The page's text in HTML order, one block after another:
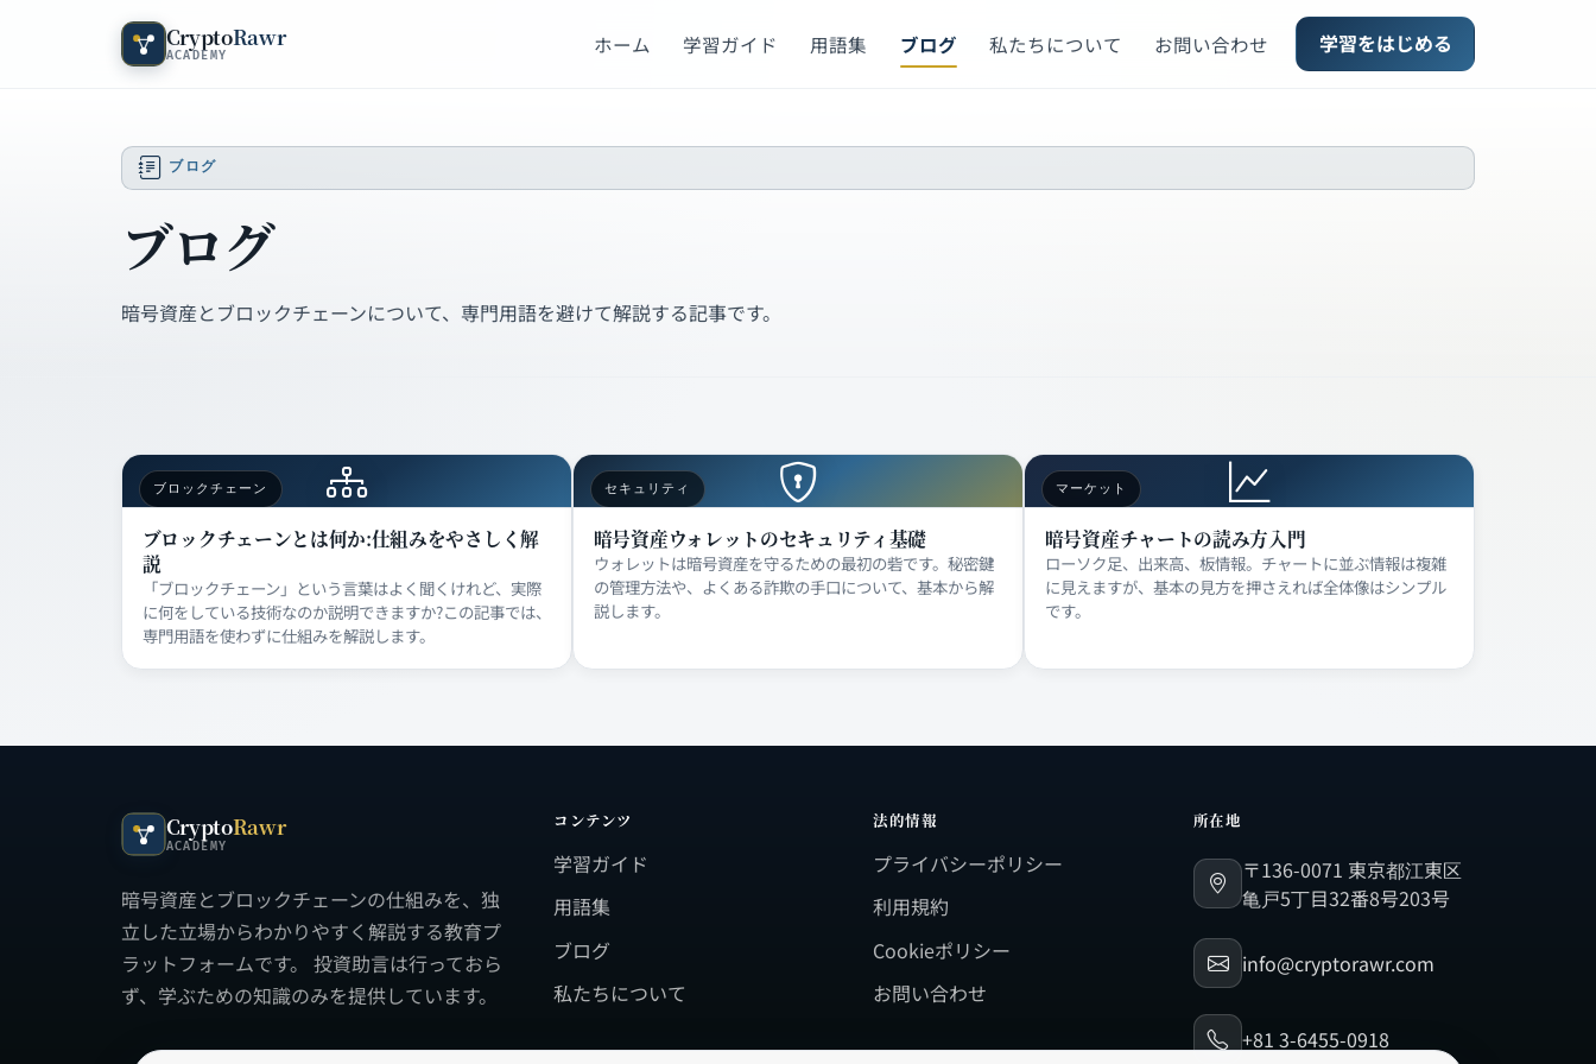
CryptoRawr
ACADEMY ホーム 学習ガイド 用語集 ブログ 私たちについて お問い合わせ 学習をはじめる
ブログ
ブログ
暗号資産とブロックチェーンについて、専門用語を避けて解説する記事です。
ブロックチェーン
ブロックチェーンとは何か:仕組みをやさしく解
説
「ブロックチェーン」という言葉はよく聞くけれど、実際
に何をしている技術なのか説明できますか?この記事では、
専門用語を使わずに仕組みを解説します。
セキュリティ
暗号資産ウォレットのセキュリティ基礎
ウォレットは暗号資産を守るための最初の砦です。秘密鍵
の管理方法や、よくある詐欺の手口について、基本から解
説します。
マーケット
暗号資産チャートの読み方入門
ローソク足、出来高、板情報。チャートに並ぶ情報は複雑
に見えますが、基本の見方を押さえれば全体像はシンプル
です。
CryptoRawr
ACADEMY
暗号資産とブロックチェーンの仕組みを、独
立した立場からわかりやすく解説する教育プ
ラットフォームです。 投資助言は行っておら
ず、学ぶための知識のみを提供しています。
コンテンツ
学習ガイド
用語集
ブログ
私たちについて
法的情報
プライバシーポリシー
利用規約
Cookieポリシー
お問い合わせ
所在地
〒136-0071 東京都江東区
亀戸5丁目32番8号203号
info@cryptorawr.com
+81 3-6455-0918